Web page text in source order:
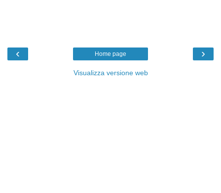
‹ ›
Home page
Visualizza versione web